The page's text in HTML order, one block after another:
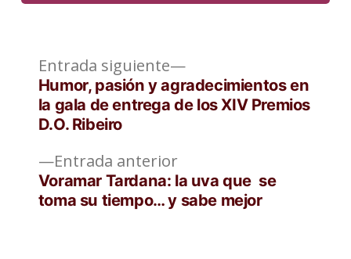
Navegación
de
entradas
Entrada anteriorEntrada
anterior:
Voramar Tardana: la uva que se
toma su tiempo… y sabe mejor
Entrada siguiente
Entrada
siguiente:
Humor, pasión y agradecimientos en
la gala de entrega de los XIV Premios
D.O. Ribeiro